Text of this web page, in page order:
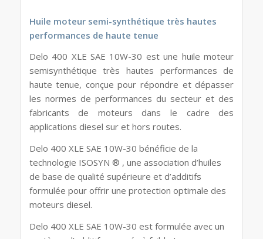
Huile moteur semi-synthétique très hautes
performances de haute tenue
Delo 400 XLE SAE 10W-30 est une huile moteur
semisynthétique très hautes performances de
haute tenue, conçue pour répondre et dépasser
les normes de performances du secteur et des
fabricants de moteurs dans le cadre des
applications diesel sur et hors routes.
Delo 400 XLE SAE 10W-30 bénéficie de la
technologie ISOSYN ® , une association d’huiles
de base de qualité supérieure et d’additifs
formulée pour offrir une protection optimale des
moteurs diesel.
Delo 400 XLE SAE 10W-30 est formulée avec un